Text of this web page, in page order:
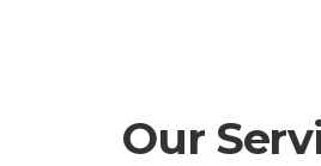
Our